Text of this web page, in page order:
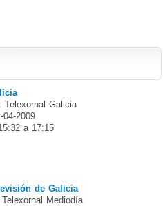
Telexornal Galicia
04-2009
a 17:15
de Galicia
Telexornal Mediodía